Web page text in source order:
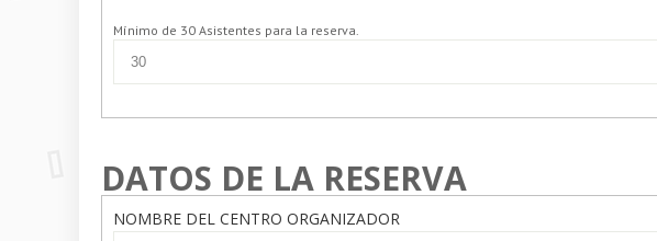
Mínimo de 30 Asistentes para la reserva.
DATOS DE LA RESERVA
NOMBRE DEL CENTRO ORGANIZADOR